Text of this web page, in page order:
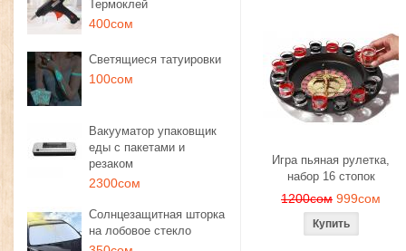
Термоклей
400сом
Светящиеся татуировки
100сом
Вакууматор упаковщик
еды с пакетами и
резаком
2300сом
Солнцезащитная шторка
на лобовое стекло
Игра пьяная рулетка,
набор 16 стопок
1200сом 999сом